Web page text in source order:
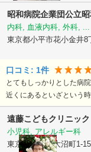
昭和病院企業団公立
内科, 血液内科, 外科, ...
東京都小平市花小金井8
口コミ: 1件
とてもしっかりとした病
近くにあるといざという
遠藤こどもクリニック
小児科, アレルギー科
東京都小平市大沼町1-